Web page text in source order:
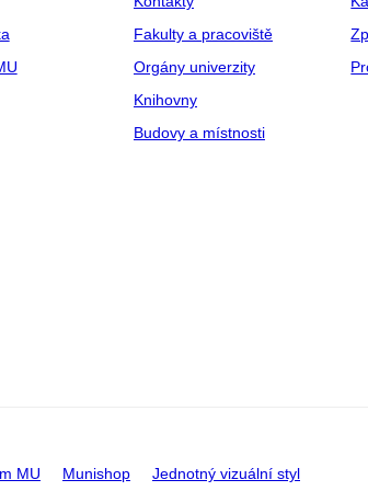
Fakulty a pracoviště
Orgány univerzity
Knihovny
Budovy a místnosti
MU Munishop Jednotný vizuální styl